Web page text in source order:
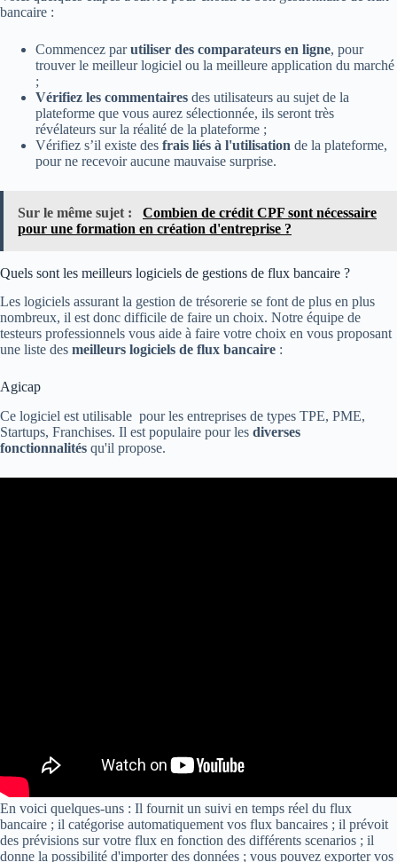
bancaire :
Commencez parutiliser des comparateurs en ligne, pour
trouver le meilleur logiciel ou la meilleure application du marché
;
Vérifiez les commentaires des utilisateurs au sujet de la
plateforme que vous aurez sélectionnée, ils seront très
révélateurs sur la réalité de la plateforme ;
Vérifiez s’il existe des frais liés à l'utilisation de la plateforme,
pour ne recevoir aucune mauvaise surprise.
Sur le même sujet :
Combien de crédit CPF sont nécessaire
pour une formation en création d'entreprise ?
Quels sont les meilleurs logiciels de gestions de flux bancaire ?
Les logiciels assurant la gestion de trésorerie se font de plus en plus
nombreux, il est donc difficile de faire un choix. Notre équipe de
testeurs professionnels vous aide à faire votre choix en vous proposant
une liste des meilleurs logiciels de flux bancaire :
Agicap
Ce logiciel est utilisable pour les entreprises de types TPE, PME,
Startups, Franchises. Il est populaire pour les diverses
fonctionnalités qu'il propose.
En voici quelques-uns : Il fournit un suivi en temps réel du flux
bancaire ; il catégorise automatiquement vos flux bancaires ; il prévoit
des prévisions sur votre flux en fonction des différents scenarios ; il
donne la possibilité d'importer des données ; vous pouvez exporter vos